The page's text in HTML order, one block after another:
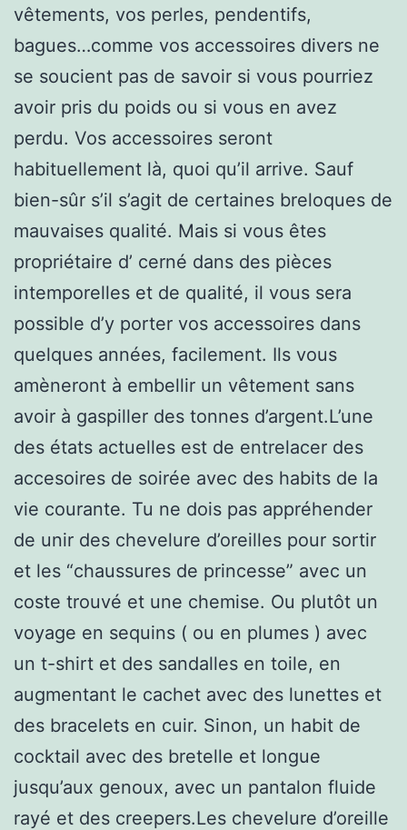
vêtements, vos perles, pendentifs,
bagues…comme vos accessoires divers ne
se soucient pas de savoir si vous pourriez
avoir pris du poids ou si vous en avez
perdu. Vos accessoires seront
habituellement là, quoi qu’il arrive. Sauf
bien-sûr s’il s’agit de certaines breloques de
mauvaises qualité. Mais si vous êtes
propriétaire d’ cerné dans des pièces
intemporelles et de qualité, il vous sera
possible d’y porter vos accessoires dans
quelques années, facilement. Ils vous
amèneront à embellir un vêtement sans
avoir à gaspiller des tonnes d’argent.L’une
des états actuelles est de entrelacer des
accesoires de soirée avec des habits de la
vie courante. Tu ne dois pas appréhender
de unir des chevelure d’oreilles pour sortir
et les “chaussures de princesse” avec un
coste trouvé et une chemise. Ou plutôt un
voyage en sequins ( ou en plumes ) avec
un t-shirt et des sandalles en toile, en
augmentant le cachet avec des lunettes et
des bracelets en cuir. Sinon, un habit de
cocktail avec des bretelle et longue
jusqu’aux genoux, avec un pantalon fluide
rayé et des creepers.Les chevelure d’oreille